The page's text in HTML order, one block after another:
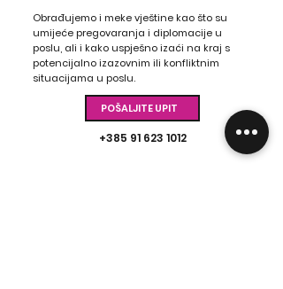
Obrađujemo i meke vještine kao što su
umijeće pregovaranja i diplomacije u
poslu, ali i kako uspješno izaći na kraj s
potencijalno izazovnim ili konfliktnim
situacijama u poslu.
POŠALJITE UPIT
+385 91 623 1012